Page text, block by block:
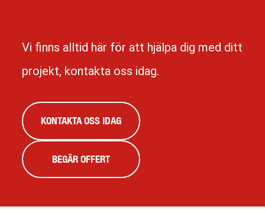
Vi finns alltid här för att hjälpa dig med ditt
projekt, kontakta oss idag.
KONTAKTA OSS IDAG
BEGÄR OFFERT